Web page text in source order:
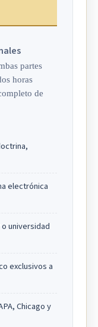
partes
horas
de
electrónica
universidad
exclusivos a
Chicago y